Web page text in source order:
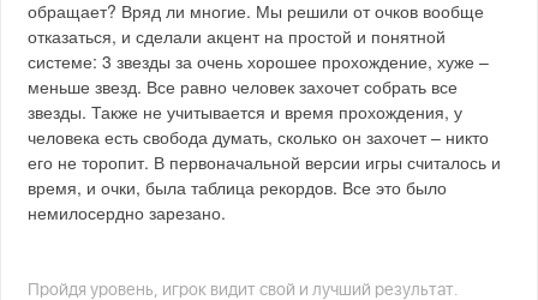
обращает? Вряд ли многие. Мы решили от очков вообще
отказаться, и сделали акцент на простой и понятной
системе: 3 звезды за очень хорошее прохождение, хуже –
меньше звезд. Все равно человек захочет собрать все
звезды. Также не учитывается и время прохождения, у
человека есть свобода думать, сколько он захочет – никто
его не торопит. В первоначальной версии игры считалось и
время, и очки, была таблица рекордов. Все это было
немилосердно зарезано.
Пройдя уровень, игрок видит свой и лучший результат.